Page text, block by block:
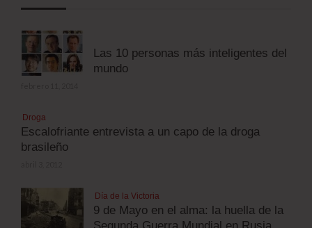
Las 10 personas más inteligentes del
mundo
Droga
Escalofriante entrevista a un capo de la droga
brasileño
Día de la Victoria
9 de Mayo en el alma: la huella de la